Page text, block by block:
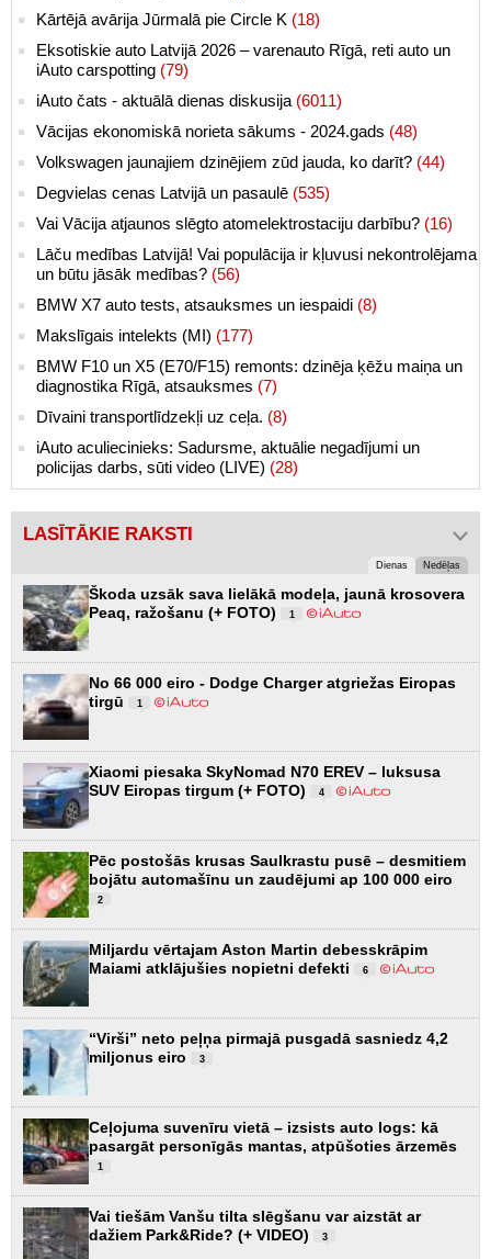
Kārtējā avārija Jūrmalā pie Circle K (18)
Eksotiskie auto Latvijā 2026 – varenauto Rīgā, reti auto un
iAuto carspotting (79)
iAuto čats - aktuālā dienas diskusija (6011)
Vācijas ekonomiskā norieta sākums - 2024.gads (48)
Volkswagen jaunajiem dzinējiem zūd jauda, ko darīt? (44)
Degvielas cenas Latvijā un pasaulē (535)
Vai Vācija atjaunos slēgto atomelektrostaciju darbību? (16)
Lāču medības Latvijā! Vai populācija ir kļuvusi nekontrolējama
un būtu jāsāk medības? (56)
BMW X7 auto tests, atsauksmes un iespaidi (8)
Makslīgais intelekts (MI) (177)
BMW F10 un X5 (E70/F15) remonts: dzinēja ķēžu maiņa un
diagnostika Rīgā, atsauksmes (7)
Dīvaini transportlīdzekļi uz ceļa. (8)
iAuto aculiecinieks: Sadursme, aktuālie negadījumi un
policijas darbs, sūti video (LIVE) (28)
LASĪTĀKIE RAKSTI
Dienas Nedēļas
Škoda uzsāk sava lielākā modeļa, jaunā krosovera
Peaq, ražošanu (+ FOTO)
1
No 66 000 eiro - Dodge Charger atgriežas Eiropas
tirgū
1
Xiaomi piesaka SkyNomad N70 EREV – luksusa
SUV Eiropas tirgum (+ FOTO)
4
Pēc postošās krusas Saulkrastu pusē – desmitiem
bojātu automašīnu un zaudējumi ap 100 000 eiro
2
Miljardu vērtajam Aston Martin debesskrāpim
Maiami atklājušies nopietni defekti
6
“Virši” neto peļņa pirmajā pusgadā sasniedz 4,2
miljonus eiro
3
Ceļojuma suvenīru vietā – izsists auto logs: kā
pasargāt personīgās mantas, atpūšoties ārzemēs
1
Vai tiešām Vanšu tilta slēgšanu var aizstāt ar
dažiem Park&Ride? (+ VIDEO)
3